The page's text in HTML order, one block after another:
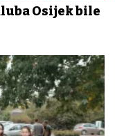
Osijek bile